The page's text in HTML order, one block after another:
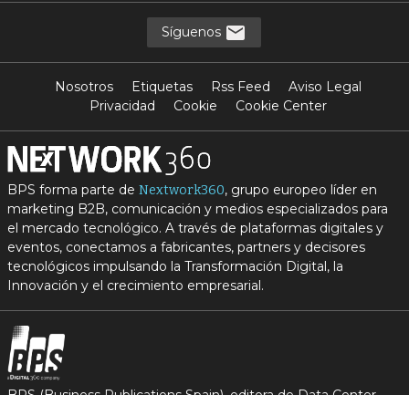
Síguenos
Nosotros Etiquetas Rss Feed
Aviso Legal
Privacidad
Cookie Cookie Center
BPS forma parte de Nextwork360, grupo europeo líder en
marketing B2B, comunicación y medios especializados para
el mercado tecnológico. A través de plataformas digitales y
eventos, conectamos a fabricantes, partners y decisores
tecnológicos impulsando la Transformación Digital, la
Innovación y el crecimiento empresarial.